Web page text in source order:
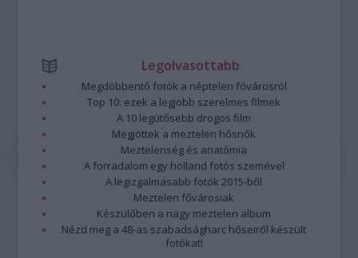
Legolvasottabb
Megdöbbentő fotók a néptelen fővárosról
Top 10: ezek a legjobb szerelmes filmek
A 10 legütősebb drogos film
Megjöttek a meztelen hősnők
Meztelenség és anatómia
A forradalom egy holland fotós szemével
A legizgalmasabb fotók 2015-ből
Meztelen fővárosiak
Készülőben a nagy meztelen album
Nézd meg a 48-as szabadságharc hőseiről készült
fotókat!